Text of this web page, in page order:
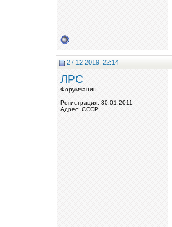
27.12.2019, 22:14
ЛРС
Форумчанин
Регистрация: 30.01.2011
Адрес: СССР